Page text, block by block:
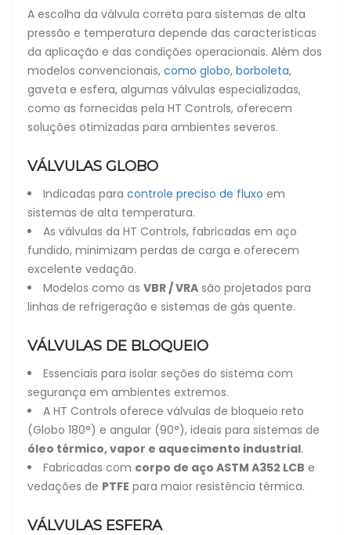
A escolha da válvula correta para sistemas de alta
pressão e temperatura depende das características
da aplicação e das condições operacionais. Além dos
modelos convencionais, como globo, borboleta,
gaveta e esfera, algumas válvulas especializadas,
como as fornecidas pela HT Controls, oferecem
soluções otimizadas para ambientes severos.
VÁLVULAS GLOBO
Indicadas para controle preciso de fluxo em
sistemas de alta temperatura.
As válvulas da HT Controls, fabricadas em aço
fundido, minimizam perdas de carga e oferecem
excelente vedação.
Modelos como as VBR / VRA são projetados para
linhas de refrigeração e sistemas de gás quente.
VÁLVULAS DE BLOQUEIO
Essenciais para isolar seções do sistema com
segurança em ambientes extremos.
A HT Controls oferece válvulas de bloqueio reto
(Globo 180°) e angular (90°), ideais para sistemas de
óleo térmico, vapor e aquecimento industrial.
Fabricadas com corpo de aço ASTM A352 LCB e
vedações de PTFE para maior resistência térmica.
VÁLVULAS ESFERA